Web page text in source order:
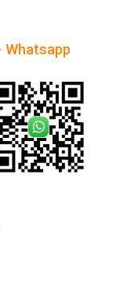
Whatsapp